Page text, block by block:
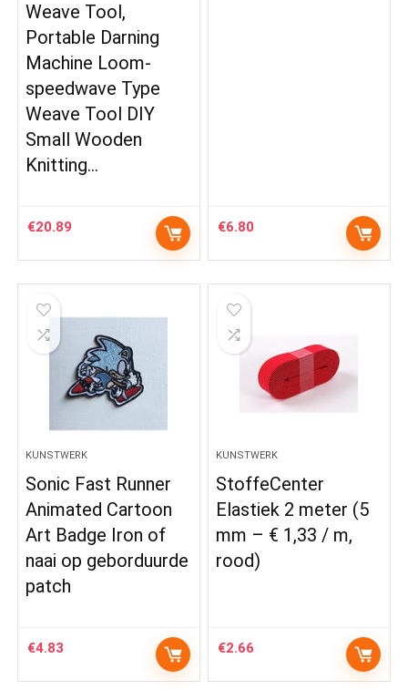
Weave Tool,
Portable Darning
Machine Loom-
speedwave Type
Weave Tool DIY
Small Wooden
Knitting…
€20.89 €6.80
KUNSTWERK
Sonic Fast Runner
Animated Cartoon
Art Badge Iron of
naai op geborduurde
patch
€4.83
KUNSTWERK
StoffeCenter
Elastiek 2 meter (5
mm – € 1,33 / m,
rood)
€2.66